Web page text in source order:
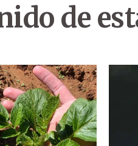
de